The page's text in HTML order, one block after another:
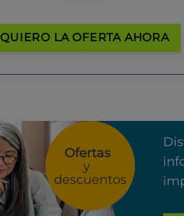
QUIERO LA OFERTA AHORA
Ofertas
y
descuentos